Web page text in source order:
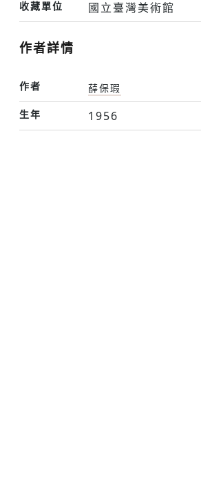
收藏單位 國立臺灣美術館
作者詳情
作者
薛保瑕
生年
1956